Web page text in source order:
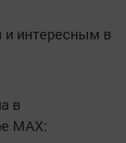
интересным в
в
MАХ: